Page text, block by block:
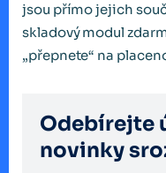
jsou přímo jejich
skladový modul
„přepnete“ na
Odebírejte
novinky